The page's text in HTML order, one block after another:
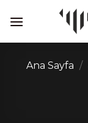
atla
Ana Sayfa /